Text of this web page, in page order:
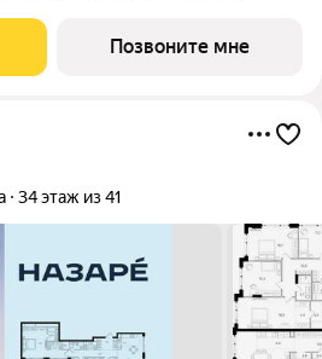
дома Просторная 3-
площадь -
Позвоните мне
34 этаж из 41